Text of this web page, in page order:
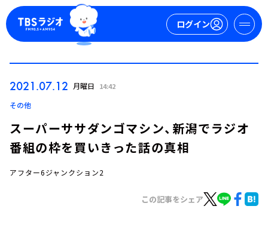
ログイン
2021.07.12 月曜日 14:42
その他
スーパーササダンゴマシン、新潟でラジオ
番組の枠を買いきった話の真相
アフター6ジャンクション2
この記事をシェア